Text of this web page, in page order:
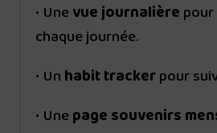
• Unevue journalière
chaque journée.
• Un habit trackerpour
• Unepage souvenirs